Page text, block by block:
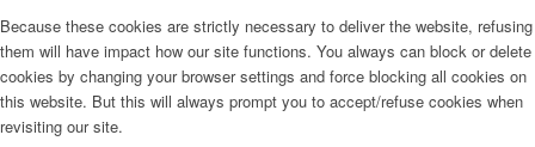
Because these cookies are strictly necessary to deliver the website, refusing
them will have impact how our site functions. You always can block or delete
cookies by changing your browser settings and force blocking all cookies on
this website. But this will always prompt you to accept/refuse cookies when
revisiting our site.